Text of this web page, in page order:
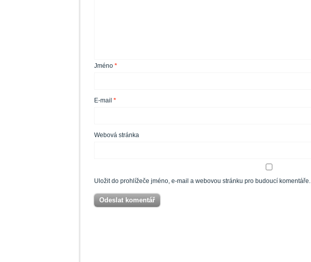
Jméno *
E-mail *
Webová stránka
Uložit do prohlížeče jméno, e-mail a webovou stránku pro budoucí komentáře.